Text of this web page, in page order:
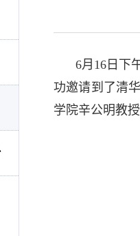
6月16日下
功邀请到了清
学院辛公明教